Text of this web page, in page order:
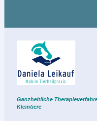
Ganzheitliche
Kleintiere